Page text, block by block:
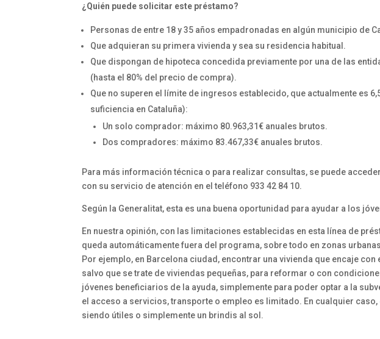
¿Quién puede solicitar este préstamo?
Personas de entre 18 y 35 años empadronadas en algún municipio de
Que adquieran su primera vivienda y sea su residencia habitual.
Que dispongan de hipoteca concedida previamente por una de las
(hasta el 80% del precio de compra).
Que no superen el límite de ingresos establecido, que actualmente es
suficiencia en Cataluña):
Un solo comprador: máximo 80.963,31€ anuales brutos.
Dos compradores: máximo 83.467,33€ anuales brutos.
Para más información técnica o para realizar consultas, se puede
con su servicio de atención en el teléfono 933 42 84 10.
Según la Generalitat, esta es una buena oportunidad para ayudar a los
En nuestra opinión, con las limitaciones establecidas en esta línea de
queda automáticamente fuera del programa, sobre todo en zonas
Por ejemplo, en Barcelona ciudad, encontrar una vivienda que encaje
salvo que se trate de viviendas pequeñas, para reformar o con
jóvenes beneficiarios de la ayuda, simplemente para poder optar a la
el acceso a servicios, transporte o empleo es limitado. En cualquier
siendo útiles o simplemente un brindis al sol.